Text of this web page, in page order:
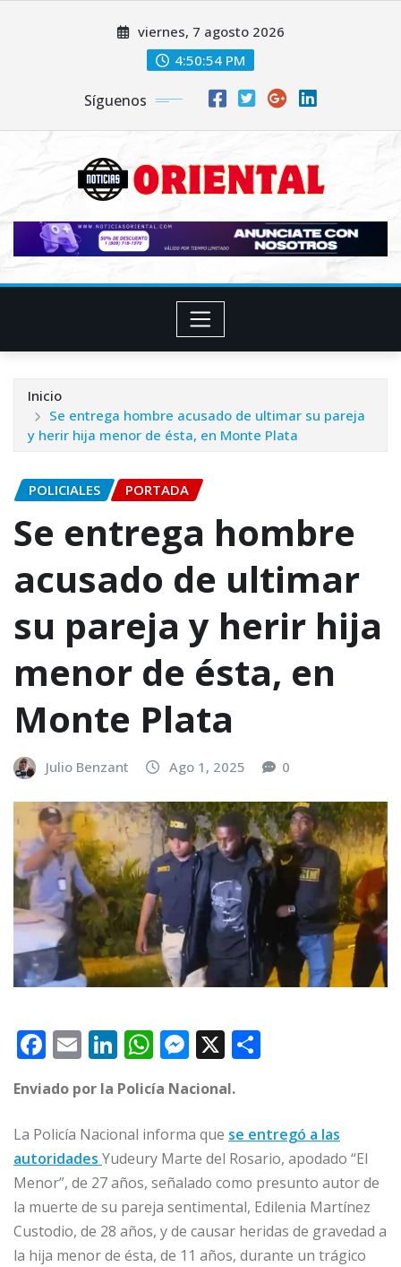
viernes, 7 agosto 2026
4:50:56 PM
Síguenos
Inicio
Se entrega hombre acusado de ultimar su pareja
y herir hija menor de ésta, en Monte Plata
POLICIALES PORTADA
Se entrega hombre
acusado de ultimar
su pareja y herir hija
menor de ésta, en
Monte Plata
Julio Benzant Ago 1, 2025 0
F
a
c
e
b
o
o
k
E
m
ai
l
Li
n
k
e
dI
n
W
h
at
s
A
p
p
M
e
ss
e
n
g
e
r
X
p
ar
ti
r
Enviado por la Policía Nacional.
La Policía Nacional informa que se entregó a las
autoridades Yudeury Marte del Rosario, apodado “El
Menor”, de 27 años, señalado como presunto autor de
la muerte de su pareja sentimental, Edilenia Martínez
Custodio, de 28 años, y de causar heridas de gravedad a
la hija menor de ésta, de 11 años, durante un trágico